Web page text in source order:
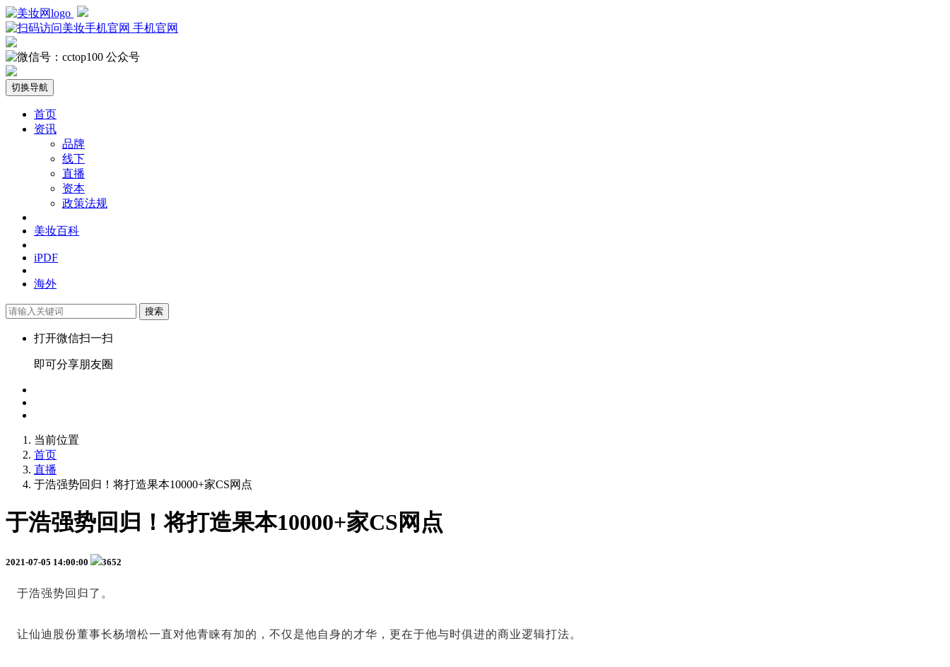
手机官网
公众号
切换导航
首页
资讯
品牌
线下
直播
资本
政策法规
美妆百科
iPDF
海外
搜索
打开微信扫一扫
即可分享朋友圈
当前位置
首页
直播
于浩强势回归！将打造果本10000+家CS网点
于浩强势回归！将打造果本10000+家CS网点
2021-07-05 14:00:00 3652
于浩强势回归了。
让仙迪股份董事长杨增松一直对他青睐有加的，不仅是他自身的才华，更在于他与时俱进的商业逻辑打法。